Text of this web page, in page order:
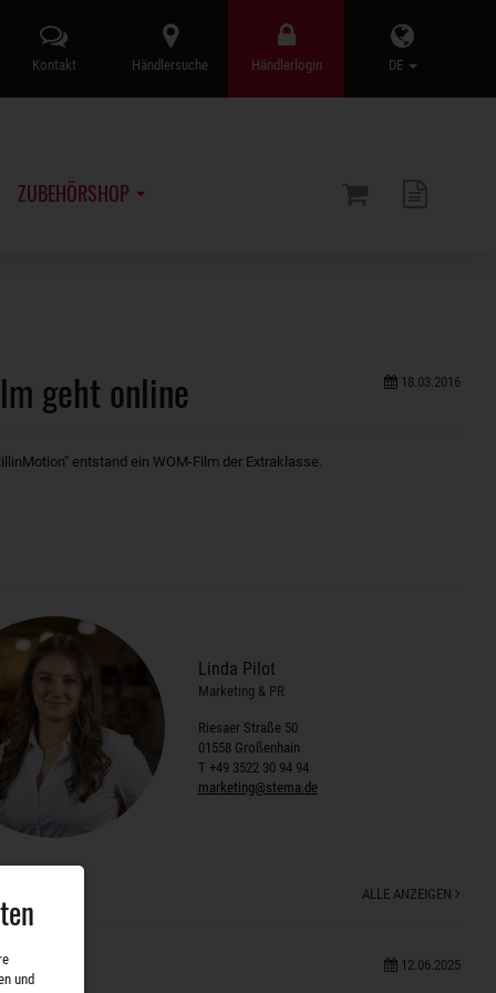
DE
Händlerlogin
Händlersuche
Kontakt
ZUBEHÖRSHOP
18.03.2016
geht online
entstand ein WOM-Film der Extraklasse.
Linda Pilot
Marketing & PR
Riesaer Straße 50
01558 Großenhain
T +49 3522 30 94 94
marketing@stema.de
ALLE ANZEIGEN
12.06.2025
und